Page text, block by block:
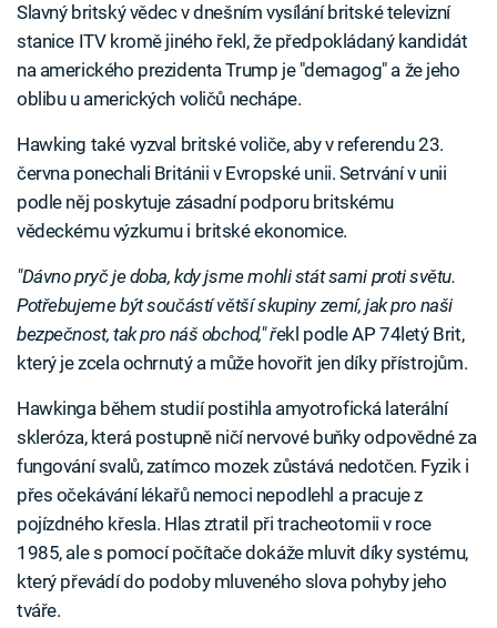
Slavný britský vědec v dnešním vysílání britské televizní
stanice ITV kromě jiného řekl, že předpokládaný kandidát
na amerického prezidenta Trump je "demagog" a že jeho
oblibu u amerických voličů nechápe.
Hawking také vyzval britské voliče, aby v referendu 23.
června ponechali Británii v Evropské unii. Setrvání v unii
podle něj poskytuje zásadní podporu britskému
vědeckému výzkumu i britské ekonomice.
"Dávno pryč je doba, kdy jsme mohli stát sami proti světu.
Potřebujeme být součástí větší skupiny zemí, jak pro naši
bezpečnost, tak pro náš obchod," řekl podle AP 74letý Brit,
který je zcela ochrnutý a může hovořit jen díky přístrojům.
Hawkinga během studií postihla amyotrofická laterální
skleróza, která postupně ničí nervové buňky odpovědné za
fungování svalů, zatímco mozek zůstává nedotčen. Fyzik i
přes očekávání lékařů nemoci nepodlehl a pracuje z
pojízdného křesla. Hlas ztratil při tracheotomii v roce
1985, ale s pomocí počítače dokáže mluvit díky systému,
který převádí do podoby mluveného slova pohyby jeho
tváře.